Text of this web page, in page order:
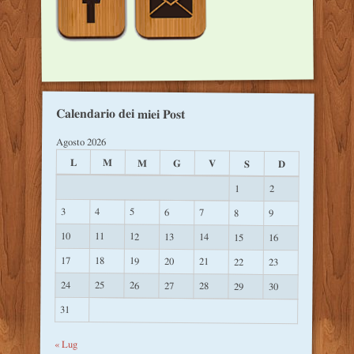
Calendario dei miei Post
Agosto 2026
L M M G V S D
1
2
3
4 5 6 7 8 9
10 11 12 13 14 15
16
17
18 19 20 21 22
23
24
25 26 27 28 29
30
31
« Lug